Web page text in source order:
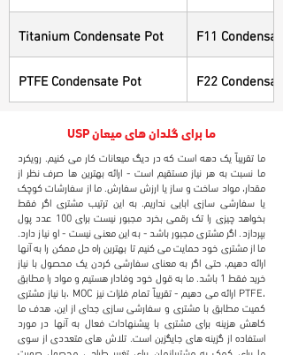
Titanium Condensate Pot F11
PTFE Condensate Pot F22
USP ما برای گلدان های میعان
ما تقریباً یک دهه است که در دیگ میعانات کار می کنیم. رویکرد
ما نسبت به هر نیاز مستقیم است - ارائه بهترین ها صرف نظر از
مقدار، مواد ساخت و ساز یا ارزش سفارش. ما از سفارشات کوچک
یا سفارشی سازی ابایی نداریم. به این ترتیب مشتری اگر فقط
بخواهد چیزی را تک رقمی بخرد مجبور نیست برای 100 عدد پول
بپردازد. اگر مشتری مجبور باشد - به این معنی نیست - او نیاز دارد.
ما از مشتری خود حمایت می کنیم تا بهترین راه حل ممکن را به آنها
ارائه دهیم، حتی اگر به معنای سفارشی کردن یک محصول با نیاز
خرید فقط 1 باشد. ما به قول خود وفادار هستیم و مواد را مطابق
با نیاز مشتری، MOC ارائه می دهیم - تقریباً تمام فلزات نیز PTFE،
کمیت مطابق با مشتری و سفارشی سازی جدای از این، هدف ما
کاهش هزینه برای مشتری با پیشنهادات فعال به آنها در مورد
استفاده از گزینه های جایگزین است. تلاش های متعددی از سوی
ما برای کمک به مشتریانمان برای تغییر طراحی محصول صورت